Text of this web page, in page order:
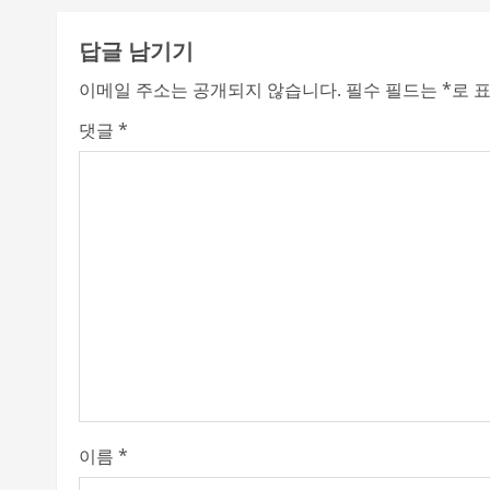
t
i
n
d
i
답글 남기기
이메일 주소는 공개되지 않습니다. 필수 필드는 *로
댓글 *
이름 *